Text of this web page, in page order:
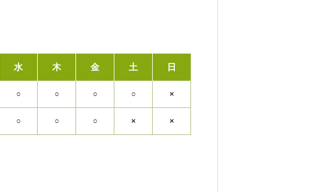
水 木 金 土 日
○ ○ ○ ○ ×
○ ○ ○ × ×